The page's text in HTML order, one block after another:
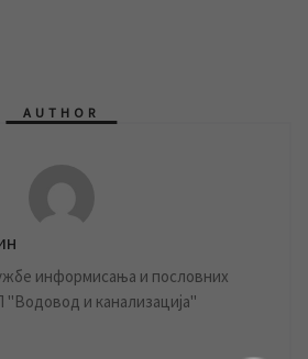
AUTHOR
информисања и пословних
"Водовод и канализација"